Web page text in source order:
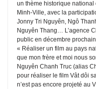
un thème historique national
Minh-Ville, avec la
Jonny Tri Nguyên, Ngô
Nguyên Thang… L’agence
public en décembre prochain.
« Réaliser un film au pays
que mon frère et moi nous
Nguyên Chanh Truc (alias
pour réaliser le film Vât dôi
n’est pas encore projeté au